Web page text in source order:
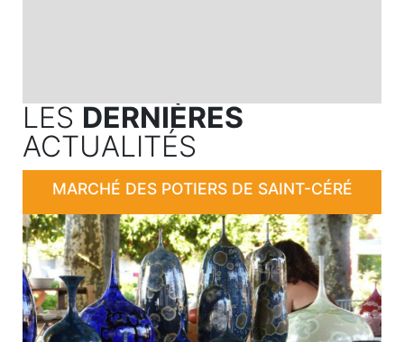
LES DERNIÈRES
ACTUALITÉS
MARCHÉ DES POTIERS DE SAINT-CÉRÉ